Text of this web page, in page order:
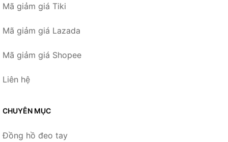
Mã giảm giá Tiki
Mã giảm giá Lazada
Mã giảm giá Shopee
Liên hệ
CHUYÊN MỤC
Đồng hồ đeo tay